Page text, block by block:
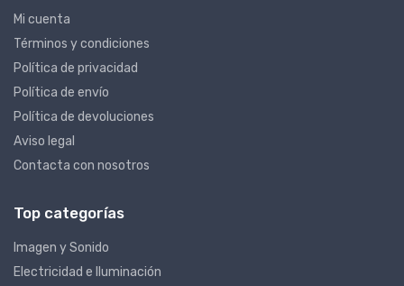
Mi cuenta
Términos y condiciones
Política de privacidad
Política de envío
Política de devoluciones
Aviso legal
Contacta con nosotros
Top categorías
Imagen y Sonido
Electricidad e Iluminación